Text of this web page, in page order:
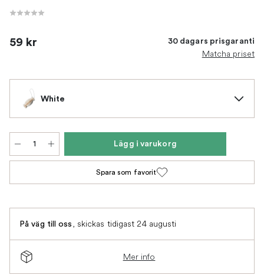
59 kr 30 dagars prisgaranti
Matcha priset
White
Lägg i varukorg
Spara som favorit
På väg till oss , skickas tidigast 24 augusti
Mer info